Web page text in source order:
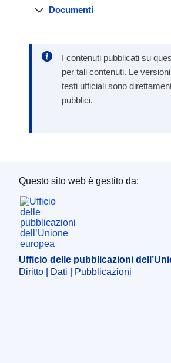
Documenti
I contenuti pubblicati su
per tali contenuti. Le
testi ufficiali sono
pubblici.
Ufficio delle pubblicazioni
Questo sito web è gestito da:
Ufficio delle pubblicazioni
Diritto | Dati | Pubblicazioni